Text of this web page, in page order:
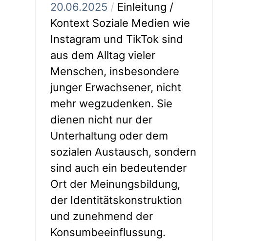
20.06.2025 / Einleitung /
Kontext Soziale Medien wie
Instagram und TikTok sind
aus dem Alltag vieler
Menschen, insbesondere
junger Erwachsener, nicht
mehr wegzudenken. Sie
dienen nicht nur der
Unterhaltung oder dem
sozialen Austausch, sondern
sind auch ein bedeutender
Ort der Meinungsbildung,
der Identitätskonstruktion
und zunehmend der
Konsumbeeinflussung.